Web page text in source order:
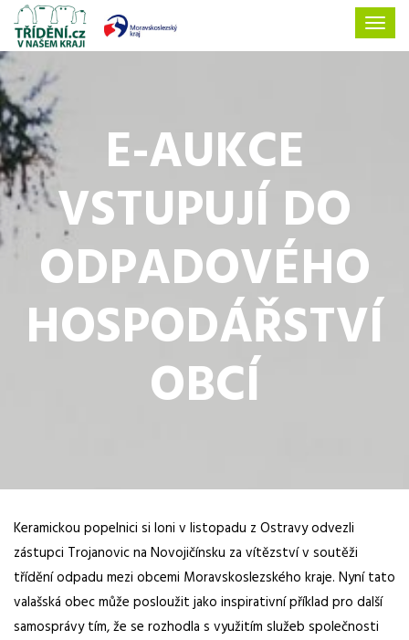
E-AUKCE
VSTUPUJÍ DO
ODPADOVÉHO
HOSPODÁŘSTVÍ
OBCÍ
Keramickou popelnici si loni v listopadu z Ostravy odvezli
zástupci Trojanovic na Novojičínsku za vítězství v soutěži
třídění odpadu mezi obcemi Moravskoslezského kraje. Nyní tato
valašská obec může posloužit jako inspirativní příklad pro další
samosprávy tím, že se rozhodla s využitím služeb společnosti